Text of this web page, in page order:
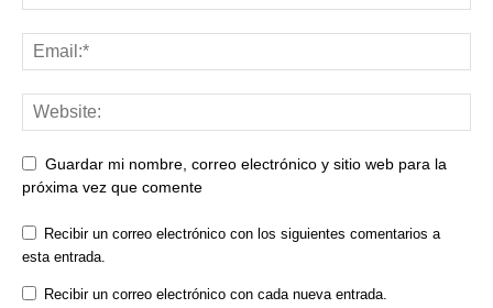
Guardar mi nombre, correo electrónico y sitio web para la
próxima vez que comente
Recibir un correo electrónico con los siguientes comentarios a
esta entrada.
Recibir un correo electrónico con cada nueva entrada.